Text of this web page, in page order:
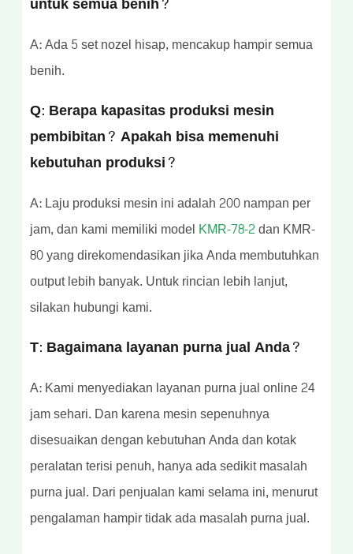
A: Ada 5 set nozel hisap, mencakup hampir semua
benih.
Q: Berapa kapasitas produksi mesin
pembibitan? Apakah bisa memenuhi
kebutuhan produksi?
A: Laju produksi mesin ini adalah 200 nampan per
jam, dan kami memiliki model KMR-78-2dan KMR-
80 yang direkomendasikan jika Anda membutuhkan
output lebih banyak. Untuk rincian lebih lanjut,
silakan hubungi kami.
T: Bagaimana layanan purna jual Anda?
A: Kami menyediakan layanan purna jual online 24
jam sehari. Dan karena mesin sepenuhnya
disesuaikan dengan kebutuhan Anda dan kotak
peralatan terisi penuh, hanya ada sedikit masalah
purna jual. Dari penjualan kami selama ini, menurut
pengalaman hampir tidak ada masalah purna jual.